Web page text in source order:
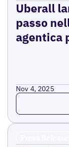
Uberall
passo
agentica
Nov 4, 2025
Read more